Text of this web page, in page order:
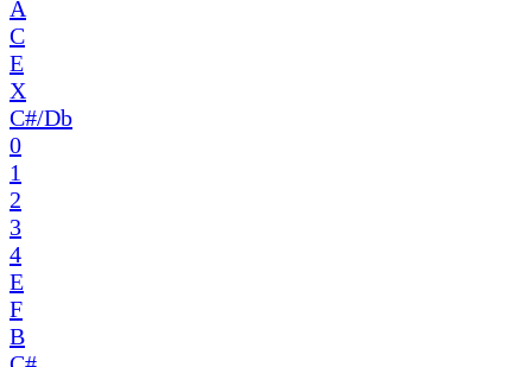
A
C
E
X
C#/Db
0
1
2
3
4
E
F
B